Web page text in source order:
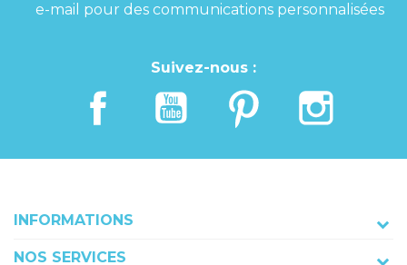
e-mail pour des communications personnalisées
Suivez-nous :
INFORMATIONS
NOS SERVICES